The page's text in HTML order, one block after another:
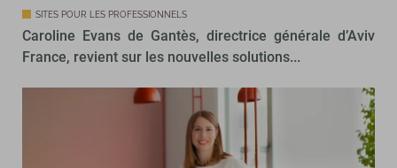
SITES POUR LES PROFESSIONNELS
Caroline Evans de Gantès, directrice générale d’Aviv
France, revient sur les nouvelles solutions...